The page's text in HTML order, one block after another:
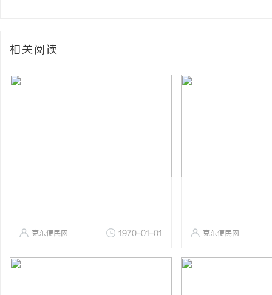
相关阅读
克东便民网 1970-01-01 克东便民网